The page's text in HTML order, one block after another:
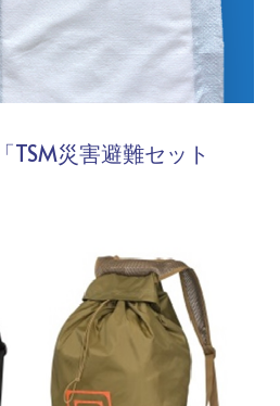
TSM災害避難セット